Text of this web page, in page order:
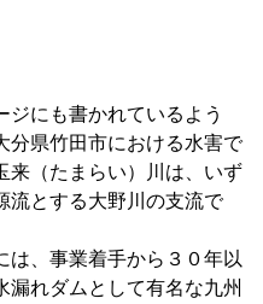
にも書かれているよう
分県竹田市における水害で
来（たまらい）川は、いず
流とする大野川の支流で
は、事業着手から３０年以
漏れダムとして有名な九州